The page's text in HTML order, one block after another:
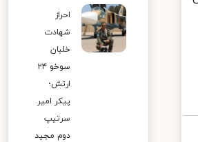
احراز
شهادت
خلبان
سوخو ۲۴
ارتش؛
پیکر امیر
سرتیپ
دوم مجید